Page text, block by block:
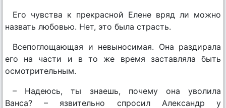
Его чувства к прекрасной Елене вряд ли можно
назвать любовью. Нет, это была страсть.
Всепоглощающая и невыносимая. Она раздирала
его на части и в то же время заставляла быть
осмотрительным.
– Надеюсь, ты знаешь, почему она уволила
Ванса? – язвительно спросил Александр у